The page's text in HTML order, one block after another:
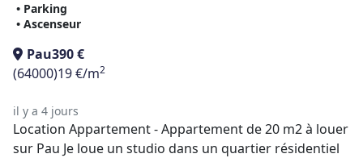
• Parking
• Ascenseur
Pau390 €
(64000)19 €/m2
il y a 4 jours
Location Appartement - Appartement de 20 m2 à louer
sur Pau Je loue un studio dans un quartier résidentiel